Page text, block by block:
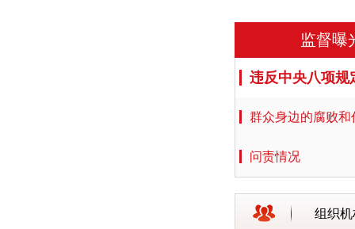
监督曝
违反中央八项规
群众身边的腐败和
问责情况
组织机